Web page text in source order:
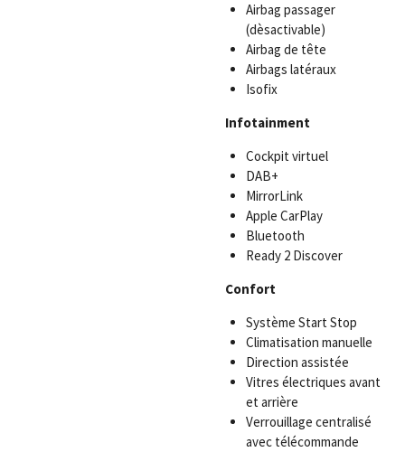
Airbag passager
(dèsactivable)
Airbag de tête
Airbags latéraux
Isofix
Infotainment
Cockpit virtuel
DAB+
MirrorLink
Apple CarPlay
Bluetooth
Ready 2 Discover
Confort
Système Start Stop
Climatisation manuelle
Direction assistée
Vitres électriques avant
et arrière
Verrouillage centralisé
avec télécommande